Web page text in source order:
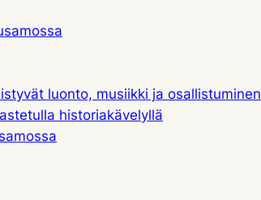
luonto, musiikki ja osallistuminen
historiakävelyllä